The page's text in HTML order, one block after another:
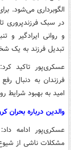
الگوبرداری می‌شود.
در سبک فرزندپروری
و روانی ایرادگیر و
تبدیل فرزند به یک
عسکری‌پور تاکید
فرزندان به دنبال
امید به بهبود شرایط
والدین درباره بحران
عسکری‌پور ادامه
مشکلات ناشی از